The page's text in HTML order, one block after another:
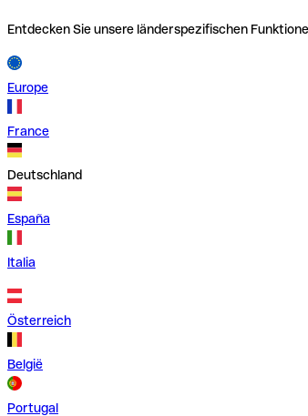
Entdecken Sie unsere länderspezifischen
Europe
France
Deutschland
España
Italia
Österreich
België
Portugal